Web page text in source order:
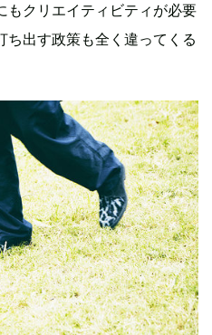
もクリエイティビティが必要
ち出す政策も全く違ってくる